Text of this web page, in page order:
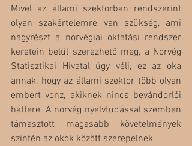
Mivel az állami szektorban rendszerint
olyan szakértelemre van szükség, ami
nagyrészt a norvégiai oktatási rendszer
keretein belül szerezhető meg, a Norvég
Statisztikai Hivatal úgy véli, ez az oka
annak, hogy az állami szektor több olyan
embert vonz, akiknek nincs bevándorlói
háttere. A norvég nyelvtudással szemben
támasztott magasabb követelmények
szintén az okok között szerepelnek.